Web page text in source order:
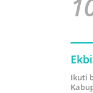
Ikuti